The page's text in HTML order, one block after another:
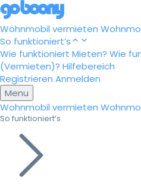
Wohnmobil vermieten
So funktioniert’s
Wie funktioniert Mieten? Wie
(Vermieten)? Hilfebereich
Registrieren Anmelden
Menu
Wohnmobil vermieten
So funktioniert’s